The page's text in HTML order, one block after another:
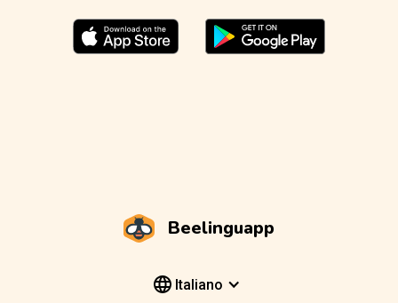
Beelinguapp
Italiano